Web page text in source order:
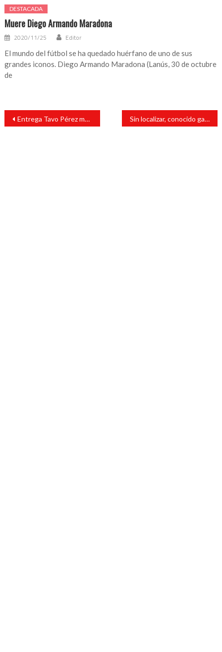
DESTACADA
Muere Diego Armando Maradona
2020/11/25 Editor
El mundo del fútbol se ha quedado huérfano de uno de sus
grandes iconos. Diego Armando Maradona (Lanús, 30 de octubre
de
Navegación
entradas
Entrega Tavo Pérez mobiliario en Los Naranjos, en San Andrés Tuxtla Sin localizar, conocido ganadero de San Andrés Tuxtla